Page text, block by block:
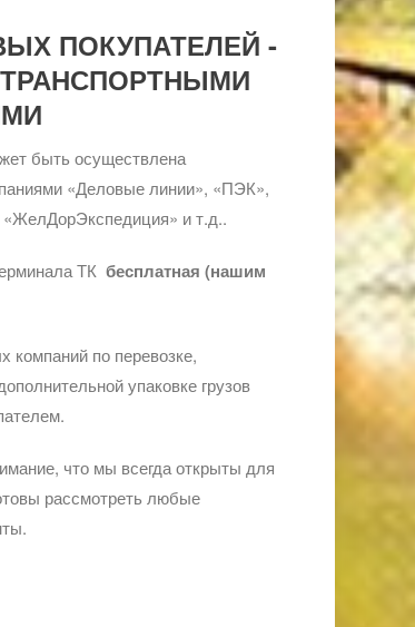
ПОКУПАТЕЛЕЙ -
быть осуществлена
«Деловые линии», «ПЭК»,
и т.д..
ТКбесплатная (нашим
компаний по перевозке,
упаковке грузов
что мы всегда открыты для
рассмотреть любые